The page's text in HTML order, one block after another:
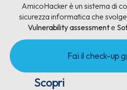
AmicoHacker è un sistema di
sicurezza informatica che
Vulnerability assessmente
Fai il check-up
Scopri